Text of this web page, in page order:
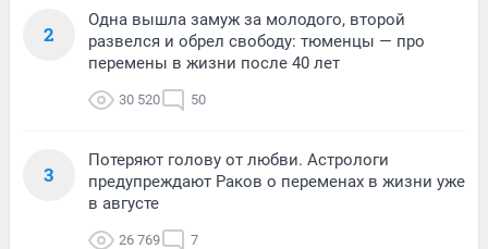
2
Одна вышла замуж за молодого, второй
развелся и обрел свободу: тюменцы — про
перемены в жизни после 40 лет
30 520 50
3
Потеряют голову от любви. Астрологи
предупреждают Раков о переменах в жизни уже
в августе
26 769 7